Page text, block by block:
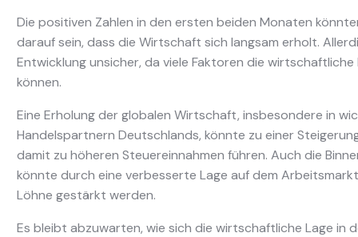
Die positiven Zahlen in den ersten beiden Monaten
darauf sein, dass die Wirtschaft sich langsam erholt.
Entwicklung unsicher, da viele Faktoren die
können.
Eine Erholung der globalen Wirtschaft, insbesondere in
Handelspartnern Deutschlands, könnte zu einer
damit zu höheren Steuereinnahmen führen. Auch die
könnte durch eine verbesserte Lage auf dem
Löhne gestärkt werden.
Es bleibt abzuwarten, wie sich die wirtschaftliche Lage in